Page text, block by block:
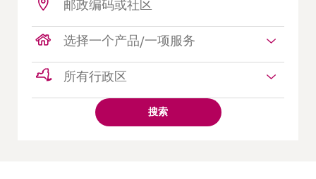
搜索